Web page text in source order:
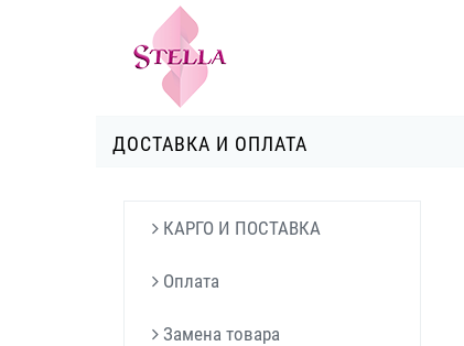
ДОСТАВКА И ОПЛАТА
КАРГО И ПОСТАВКА
Оплата
Замена товара